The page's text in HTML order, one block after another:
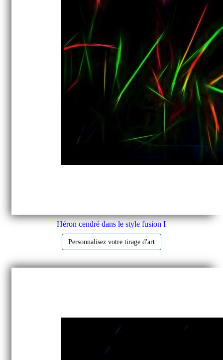
Héron cendré dans le style fusion I
Personnalisez votre tirage d'art